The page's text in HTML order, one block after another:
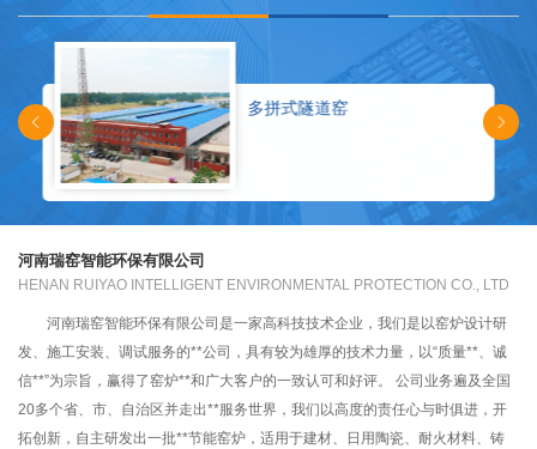
内蒙古鄂尔多斯-辊道窑
河南瑞窑智能环保有限公司
HENAN RUIYAO INTELLIGENT ENVIRONMENTAL PROTECTION CO., LTD
河南瑞窑智能环保有限公司是一家高科技技术企业，我们是以窑炉设计研
发、施工安装、调试服务的**公司，具有较为雄厚的技术力量，以“质量**、诚
信**”为宗旨，赢得了窑炉**和广大客户的一致认可和好评。 公司业务遍及全国
20多个省、市、自治区并走出**服务世界，我们以高度的责任心与时俱进，开
拓创新，自主研发出一批**节能窑炉，适用于建材、日用陶瓷、耐火材料、铸